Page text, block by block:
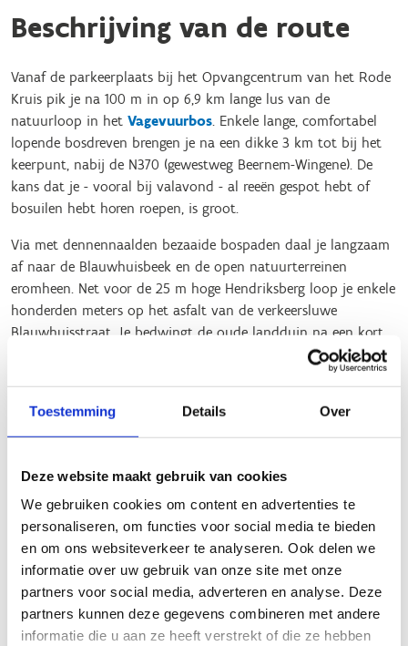
Toestemming Details Over
Deze website maakt gebruik van cookies
We gebruiken cookies om content en advertenties te
personaliseren, om functies voor social media te bieden
en om ons websiteverkeer te analyseren. Ook delen we
informatie over uw gebruik van onze site met onze
partners voor social media, adverteren en analyse. Deze
partners kunnen deze gegevens combineren met andere
informatie die u aan ze heeft verstrekt of die ze hebben
Beschrijving van de route
Vanaf de parkeerplaats bij het Opvangcentrum van het Rode
Kruis pik je na 100 m in op 6,9 km lange lus van de
natuurloop in het Vagevuurbos. Enkele lange, comfortabel
lopende bosdreven brengen je na een dikke 3 km tot bij het
keerpunt, nabij de N370 (gewestweg Beernem-Wingene). De
kans dat je - vooral bij valavond - al reeën gespot hebt of
bosuilen hebt horen roepen, is groot.
Via met dennennaalden bezaaide bospaden daal je langzaam
af naar de Blauwhuisbeek en de open natuurterreinen
eromheen. Net voor de 25 m hoge Hendriksberg loop je enkele
honderden meters op het asfalt van de verkeersluwe
Blauwhuisstraat. Je bedwingt de oude landduin na een kort,
nijdig klimmetje, om daarna aan de Vista te genieten van een
heerlijk uitzicht op de vallei waar je net doorheen liep.
Aan de voet van de berg dient zich opnieuw een mooi open
natuurterrein aan, en vlak bij een loonwerkersbedrijf ben je -
kilometer.
Er zijn mogelijkheden tot minder of meer lopen:
Minder lopen, 3 km in plaats van 6,5 km: rechtdoor
lopen nabij de picknickbank langs de Blauwhuisstraat,
om op de flank van de berg weer in te pikken op de
groene lus
Meer lopen: aan het keerpunt de N370 en de parking